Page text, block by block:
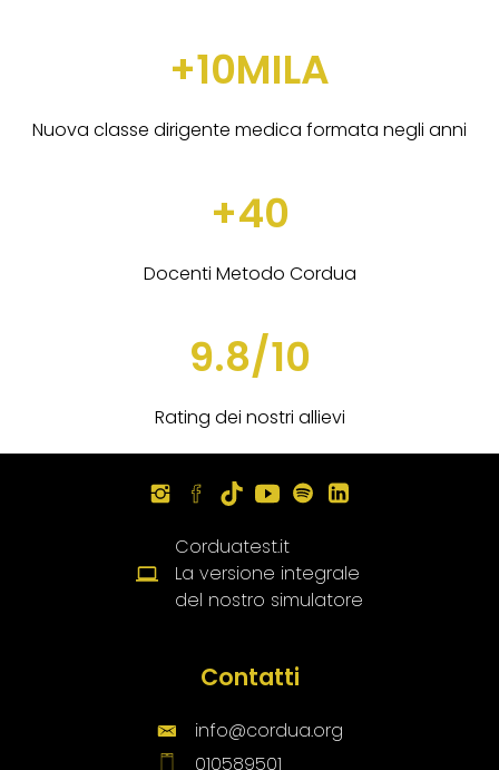
+10MILA
Nuova classe dirigente medica formata negli anni
+40
Docenti Metodo Cordua
9.8/10
Rating dei nostri allievi
Corduatest.it
La versione integrale
del nostro simulatore
Contatti
info@cordua.org
010589501